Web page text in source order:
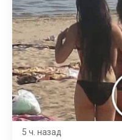
5 ч. назад